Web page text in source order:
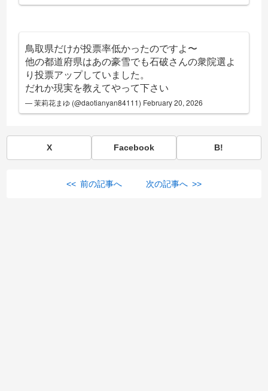
鳥取県だけが投票率低かったのですよ〜
他の都道府県はあの豪雪でも石破さんの衆院選よ
り投票アップしていました。
だれか現実を教えてやって下さい
— 茉莉花まゆ (@daotianyan84111) February 20, 2026
X Facebook B!
<< 前の記事へ 次の記事へ >>